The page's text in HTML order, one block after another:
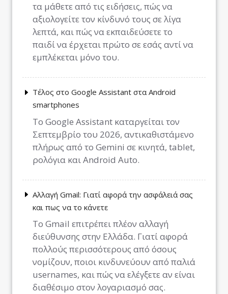
τα μάθετε από τις ειδήσεις, πώς να
αξιολογείτε τον κίνδυνό τους σε λίγα
λεπτά, και πώς να εκπαιδεύσετε το
παιδί να έρχεται πρώτο σε εσάς αντί να
εμπλέκεται μόνο του.
Τέλος στο Google Assistant στα Android
smartphones
Το Google Assistant καταργείται τον
Σεπτεμβρίο του 2026, αντικαθιστάμενο
πλήρως από το Gemini σε κινητά, tablet,
ρολόγια και Android Auto.
Αλλαγή Gmail: Γιατί αφορά την ασφάλειά σας
και πως να το κάνετε
Το Gmail επιτρέπει πλέον αλλαγή
διεύθυνσης στην Ελλάδα. Γιατί αφορά
πολλούς περισσότερους από όσους
νομίζουν, ποιοι κινδυνεύουν από παλιά
usernames, και πώς να ελέγξετε αν είναι
διαθέσιμο στον λογαριασμό σας.